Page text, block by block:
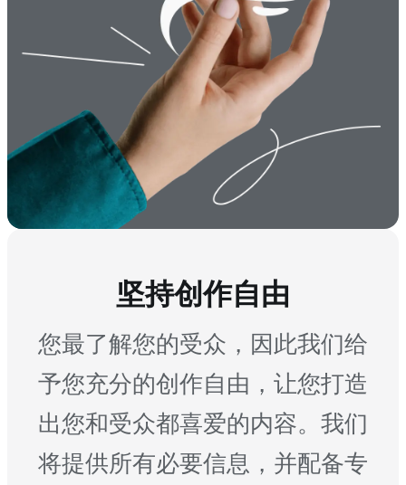
坚持创作自由
您最了解您的受众，因此我们给
予您充分的创作自由，让您打造
出您和受众都喜爱的内容。我们
将提供所有必要信息，并配备专